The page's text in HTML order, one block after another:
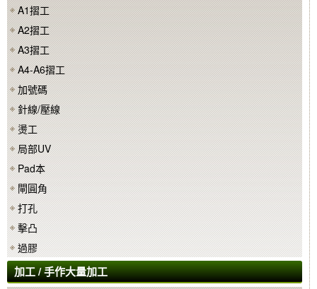
A1摺工
A2摺工
A3摺工
A4-A6摺工
加號碼
針線/壓線
燙工
局部UV
Pad本
閘圓角
打孔
擊凸
過膠
加工 / 手作大量加工